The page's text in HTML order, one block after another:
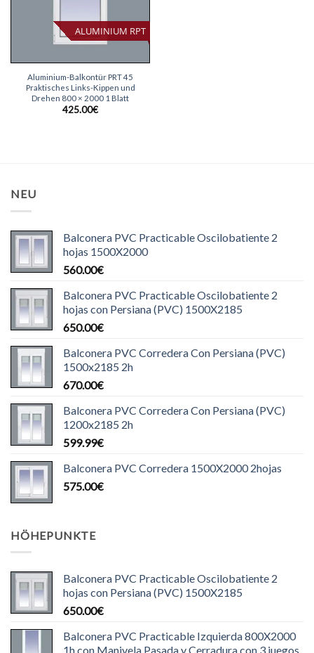
ALUMINIUM RPT
Aluminium-Balkontür PRT 45
Praktisches Links-Kippen und
Drehen 800 × 2000 1 Blatt
425.00€
NEU
Balconera PVC Practicable Oscilobatiente 2
hojas 1500X2000
560.00€
Balconera PVC Practicable Oscilobatiente 2
hojas con Persiana (PVC) 1500X2185
650.00€
Balconera PVC Corredera Con Persiana (PVC)
1500x2185 2h
670.00€
Balconera PVC Corredera Con Persiana (PVC)
1200x2185 2h
599.99€
Balconera PVC Corredera 1500X2000 2hojas
575.00€
HÖHEPUNKTE
Balconera PVC Practicable Oscilobatiente 2
hojas con Persiana (PVC) 1500X2185
650.00€
Balconera PVC Practicable Izquierda 800X2000
1h con Manivela Pasada y Cerradura con 3 juegos